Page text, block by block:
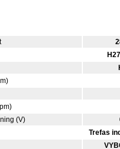
(V)
Trefas